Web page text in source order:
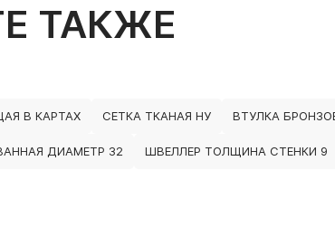
ТАКЖЕ
В КАРТАХ СЕТКА ТКАНАЯ НУ ВТУЛКА
ДИАМЕТР 32 ШВЕЛЛЕР ТОЛЩИНА СТЕНКИ 9